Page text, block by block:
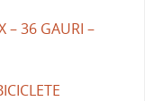
– 36 GAURI –